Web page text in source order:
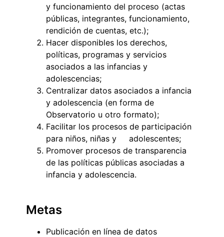
y funcionamiento del proceso (actas
públicas, integrantes, funcionamiento,
rendición de cuentas, etc.);
Hacer disponibles los derechos,
políticas, programas y servicios
asociados a las infancias y
adolescencias;
Centralizar datos asociados a infancia
y adolescencia (en forma de
Observatorio u otro formato);
Facilitar los procesos de participación
para niños, niñas y adolescentes;
Promover procesos de transparencia
de las políticas públicas asociadas a
infancia y adolescencia.
Metas
Publicación en línea de datos